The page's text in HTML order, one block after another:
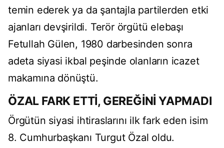
temin ederek ya da şantajla partilerden etki
ajanları devşirildi. Terör örgütü elebaşı
Fetullah Gülen, 1980 darbesinden sonra
adeta siyasi ikbal peşinde olanların icazet
makamına dönüştü.
ÖZAL FARK ETTİ, GEREĞİNİ YAPMADI
Örgütün siyasi ihtiraslarını ilk fark eden isim
8. Cumhurbaşkanı Turgut Özal oldu.